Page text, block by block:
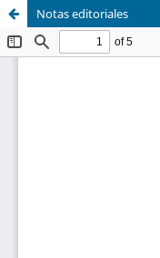
Notas editoriales